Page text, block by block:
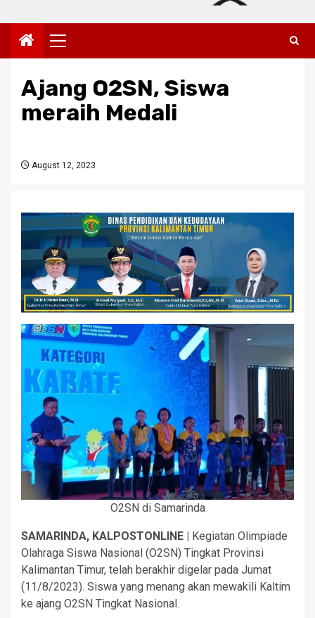
Primary
Menu
Ajang O2SN, Siswa
meraih Medali
August 12, 2023
O2SN di Samarinda
SAMARINDA, KALPOSTONLINE |
Kegiatan Olimpiade
Olahraga Siswa Nasional (O2SN) Tingkat Provinsi
Kalimantan Timur, telah berakhir digelar pada Jumat
(11/8/2023). Siswa yang menang akan mewakili Kaltim
ke ajang O2SN Tingkat Nasional.